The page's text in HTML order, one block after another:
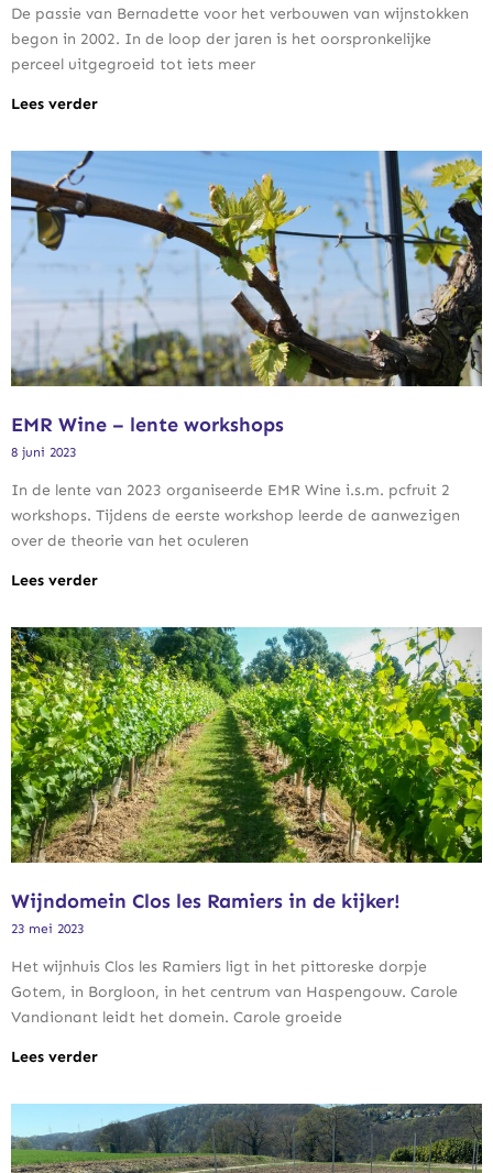
De passie van Bernadette voor het verbouwen van wijnstokken
begon in 2002. In de loop der jaren is het oorspronkelijke
perceel uitgegroeid tot iets meer
Lees verder
EMR Wine – lente workshops
8 juni 2023
In de lente van 2023 organiseerde EMR Wine i.s.m. pcfruit 2
workshops. Tijdens de eerste workshop leerde de aanwezigen
over de theorie van het oculeren
Lees verder
Wijndomein Clos les Ramiers in de kijker!
23 mei 2023
Het wijnhuis Clos les Ramiers ligt in het pittoreske dorpje
Gotem, in Borgloon, in het centrum van Haspengouw. Carole
Vandionant leidt het domein. Carole groeide
Lees verder